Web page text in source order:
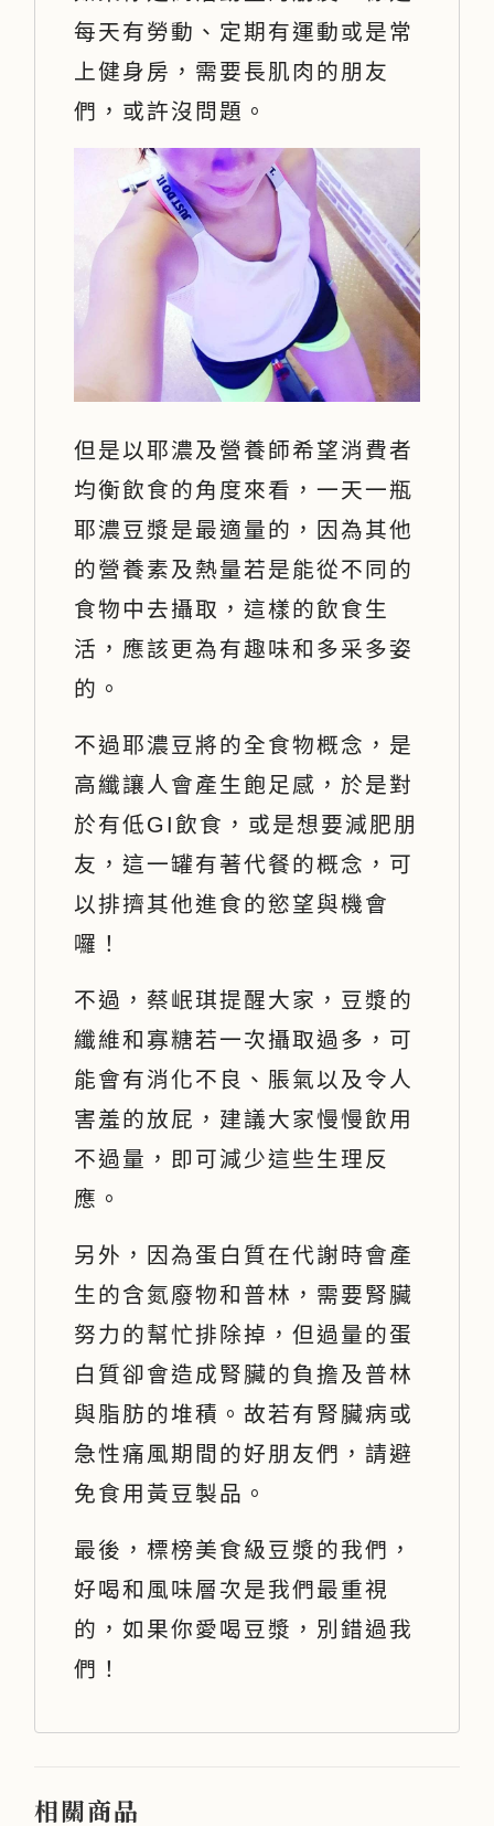
每天有勞動、定期有運動或是常
上健身房，需要長肌肉的朋友
們，或許沒問題。
但是以耶濃及營養師希望消費者
均衡飲食的角度來看，一天一瓶
耶濃豆漿是最適量的，因為其他
的營養素及熱量若是能從不同的
食物中去攝取，這樣的飲食生
活，應該更為有趣味和多采多姿
的。
不過耶濃豆將的全食物概念，是
高纖讓人會產生飽足感，於是對
於有低GI飲食，或是想要減肥朋
友，這一罐有著代餐的概念，可
以排擠其他進食的慾望與機會
囉！
不過，蔡岷琪提醒大家，豆漿的
纖維和寡糖若一次攝取過多，可
能會有消化不良、脹氣以及令人
害羞的放屁，建議大家慢慢飲用
不過量，即可減少這些生理反
應。
另外，因為蛋白質在代謝時會產
生的含氮廢物和普林，需要腎臟
努力的幫忙排除掉，但過量的蛋
白質卻會造成腎臟的負擔及普林
與脂肪的堆積。故若有腎臟病或
急性痛風期間的好朋友們，請避
免食用黃豆製品。
最後，標榜美食級豆漿的我們，
好喝和風味層次是我們最重視
的，如果你愛喝豆漿，別錯過我
們！
相關商品